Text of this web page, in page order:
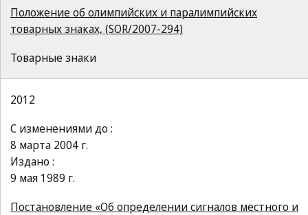
Положение об олимпийских и паралимпийских
товарных знаках, (SOR/2007-294)
Товарные знаки
2012
С изменениями до :
8 марта 2004 г.
Издано :
9 мая 1989 г.
Постановление «Об определении сигналов местного и